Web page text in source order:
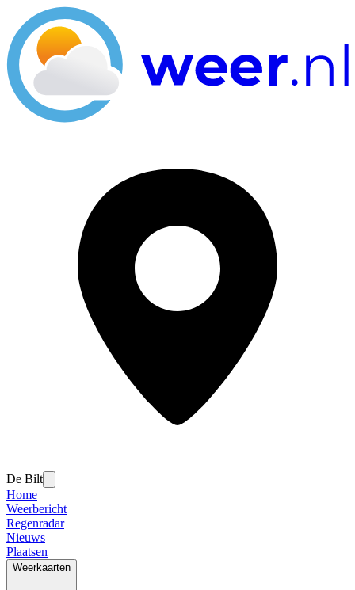
De Bilt
Home
Weerbericht
Regenradar
Nieuws
Plaatsen
Weerkaarten